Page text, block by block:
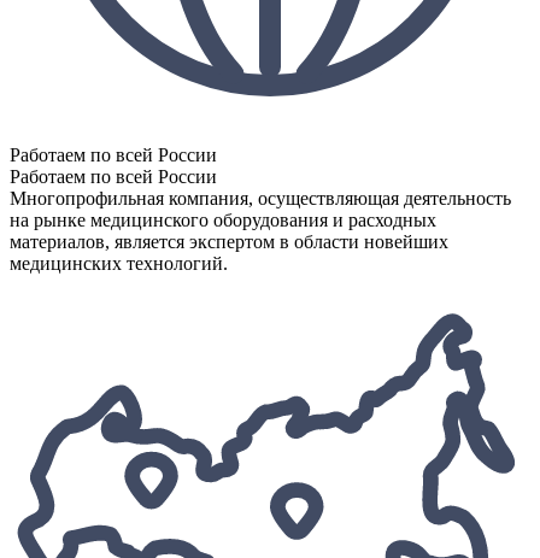
Работаем по всей России
Работаем по всей России
Многопрофильная компания, осуществляющая деятельность
на рынке медицинского оборудования и расходных
материалов, является экспертом в области новейших
медицинских технологий.